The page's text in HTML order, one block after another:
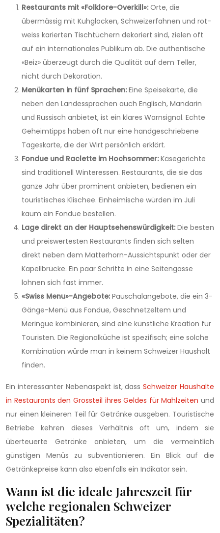
Restaurants mit «Folklore-Overkill»: Orte, die
übermässig mit Kuhglocken, Schweizerfahnen und rot-
weiss karierten Tischtüchern dekoriert sind, zielen oft
auf ein internationales Publikum ab. Die authentische
«Beiz» überzeugt durch die Qualität auf dem Teller,
nicht durch Dekoration.
Menükarten in fünf Sprachen: Eine Speisekarte, die
neben den Landessprachen auch Englisch, Mandarin
und Russisch anbietet, ist ein klares Warnsignal. Echte
Geheimtipps haben oft nur eine handgeschriebene
Tageskarte, die der Wirt persönlich erklärt.
Fondue und Raclette im Hochsommer: Käsegerichte
sind traditionell Winteressen. Restaurants, die sie das
ganze Jahr über prominent anbieten, bedienen ein
touristisches Klischee. Einheimische würden im Juli
kaum ein Fondue bestellen.
Lage direkt an der Hauptsehenswürdigkeit: Die besten
und preiswertesten Restaurants finden sich selten
direkt neben dem Matterhorn-Aussichtspunkt oder der
Kapellbrücke. Ein paar Schritte in eine Seitengasse
lohnen sich fast immer.
«Swiss Menu»-Angebote: Pauschalangebote, die ein 3-
Gänge-Menü aus Fondue, Geschnetzeltem und
Meringue kombinieren, sind eine künstliche Kreation für
Touristen. Die Regionalküche ist spezifisch; eine solche
Kombination würde man in keinem Schweizer Haushalt
finden.
Ein interessanter Nebenaspekt ist, dassSchweizer Haushalte
in Restaurants den Grossteil ihres Geldes für Mahlzeiten und
nur einen kleineren Teil für Getränke ausgeben. Touristische
Betriebe kehren dieses Verhältnis oft um, indem sie
überteuerte Getränke anbieten, um die vermeintlich
günstigen Menüs zu subventionieren. Ein Blick auf die
Getränkepreise kann also ebenfalls ein Indikator sein.
Wann ist die ideale Jahreszeit für
welche regionalen Schweizer
Spezialitäten?